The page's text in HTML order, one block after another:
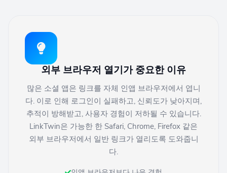
외부 브라우저 열기가 중요한 이유
많은 소셜 앱은 링크를 자체 인앱 브라우저에서 엽니
다. 이로 인해 로그인이 실패하고, 신뢰도가 낮아지며,
추적이 방해받고, 사용자 경험이 저하될 수 있습니다.
LinkTwin은 가능한 한 Safari, Chrome, Firefox 같은
외부 브라우저에서 일반 링크가 열리도록 도와줍니
다.